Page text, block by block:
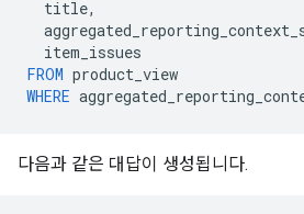
title,
item_issues
FROM product_view
WHERE
다음과 같은 대답이 생성됩니다.